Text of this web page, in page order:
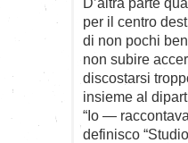
per il centro
di non pochi
non subire
discostarsi
insieme al
“Io —
definisco